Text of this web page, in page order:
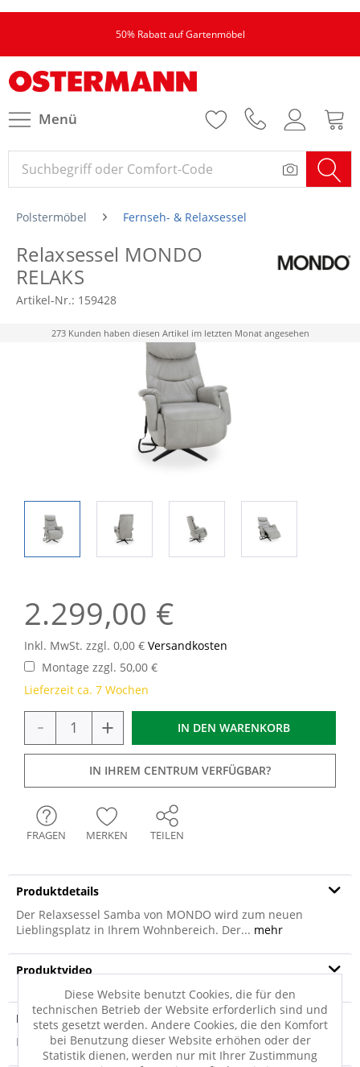
50% Rabatt auf Gartenmöbel
Menü
Polstermöbel Fernseh- & Relaxsessel
Relaxsessel MONDO
RELAKS
Artikel-Nr.: 159428
273 Kunden haben diesen Artikel im letzten Monat angesehen
2.299,00 €
Inkl. MwSt. zzgl. 0,00 € Versandkosten
Lieferzeit ca. 7 Wochen
Montage zzgl. 50,00 €
- + IN DEN WARENKORB
IN IHREM CENTRUM VERFÜGBAR?
FRAGEN MERKEN TEILEN
Produktdetails
Der Relaxsessel Samba von MONDO wird zum neuen
Lieblingsplatz in Ihrem Wohnbereich. Der... mehr
Produktvideo
Produktsicherheit
Produktsicherheit
Diese Website benutzt Cookies, die für den
technischen Betrieb der Website erforderlich sind und
stets gesetzt werden. Andere Cookies, die den Komfort
bei Benutzung dieser Website erhöhen oder der
Statistik dienen, werden nur mit Ihrer Zustimmung